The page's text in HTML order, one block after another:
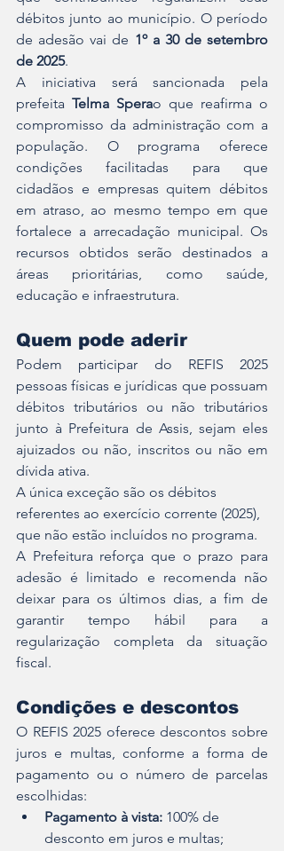
débitos junto ao município. O período
de adesão vai de 1º a 30 de setembro
de 2025.
A iniciativa será sancionada pela
prefeita Telma Sperao que reafirma o
compromisso da administração com a
população. O programa oferece
condições facilitadas para que
cidadãos e empresas quitem débitos
em atraso, ao mesmo tempo em que
fortalece a arrecadação municipal. Os
recursos obtidos serão destinados a
áreas prioritárias, como saúde,
educação e infraestrutura.
Quem pode aderir
Podem participar do REFIS 2025
pessoas físicas e jurídicas que possuam
débitos tributários ou não tributários
junto à Prefeitura de Assis, sejam eles
ajuizados ou não, inscritos ou não em
dívida ativa.
A única exceção são os débitos
referentes ao exercício corrente (2025),
que não estão incluídos no programa.
A Prefeitura reforça que o prazo para
adesão é limitado e recomenda não
deixar para os últimos dias, a fim de
garantir tempo hábil para a
regularização completa da situação
fiscal.
Condições e descontos
O REFIS 2025 oferece descontos sobre
juros e multas, conforme a forma de
pagamento ou o número de parcelas
escolhidas:
Pagamento à vista: 100% de
desconto em juros e multas;